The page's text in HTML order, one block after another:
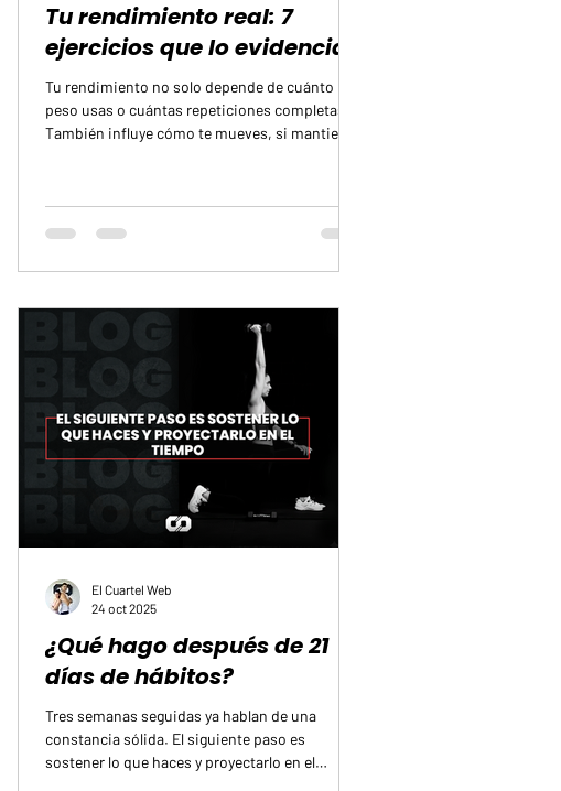
Tu rendimiento real: 7
ejercicios que lo evidencian
Tu rendimiento no solo depende de cuánto
peso usas o cuántas repeticiones completas.
También influye cómo te mueves, si mantienes
acompaña el esfuerzo. Cuando realizas
movimientos que mezclan carga, equilibrio,
fácil ver cómo responde tu cuerpo en
¿Qué hago después de 21
días de hábitos?
Tres semanas seguidas ya hablan de una
constancia sólida. El siguiente paso es
sostener lo que haces y proyectarlo en el
El Cuartel Web
24 oct 2025